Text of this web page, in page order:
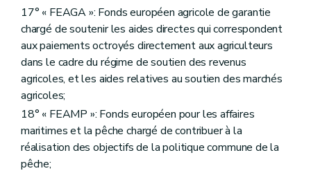
Art. D288
Art. D289
Art. D290
Art. D291
Art. D292
Art. D293
Art. D294
Art. D296
Art. D297
Art. D298
Art. D299
17° « FEAGA »: Fonds européen agricole de garantie
chargé de soutenir les aides directes qui correspondent
aux paiements octroyés directement aux agriculteurs
dans le cadre du régime de soutien des revenus
agricoles, et les aides relatives au soutien des marchés
agricoles;
18° « FEAMP »: Fonds européen pour les affaires
maritimes et la pêche chargé de contribuer à la
réalisation des objectifs de la politique commune de la
pêche;